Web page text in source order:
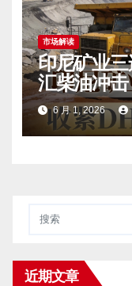
市场解读
印尼矿业
汇柴油冲击
6 月 1, 2026
近期文章